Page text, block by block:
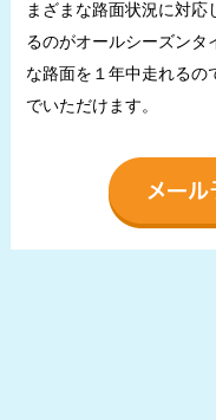
まざまな路面状況に対応
るのがオールシーズンタ
な路面を１年中走れるの
でいただけます。